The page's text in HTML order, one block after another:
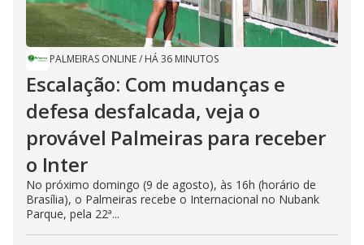
PALMEIRAS ONLINE/ HÁ 36 MINUTOS
Escalação: Com mudanças e
defesa desfalcada, veja o
provável Palmeiras para receber
o Inter
No próximo domingo (9 de agosto), às 16h (horário de
Brasília), o Palmeiras recebe o Internacional no Nubank
Parque, pela 22ª...